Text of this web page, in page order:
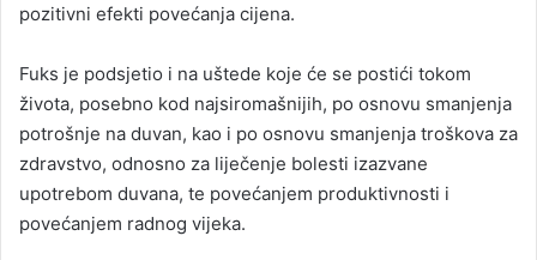
pozitivni efekti povećanja cijena.
Fuks je podsjetio i na uštede koje će se postići tokom
života, posebno kod najsiromašnijih, po osnovu smanjenja
potrošnje na duvan, kao i po osnovu smanjenja troškova za
zdravstvo, odnosno za liječenje bolesti izazvane
upotrebom duvana, te povećanjem produktivnosti i
povećanjem radnog vijeka.